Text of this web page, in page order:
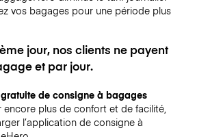
vos bagages pour une période plus
jour, nos clients ne payent
et par jour.
de consigne à bagages
plus de confort et de facilité,
l’application de consigne à